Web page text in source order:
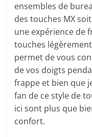
ensembles de
des touches MX
une expérience de
touches
permet de vous
de vos doigts
frappe et bien que
fan de ce style de
ici sont plus que
confort.